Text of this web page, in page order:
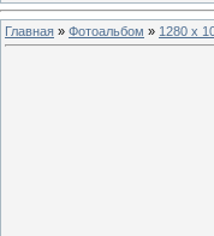
Главная » Фотоальбом » 1280 x